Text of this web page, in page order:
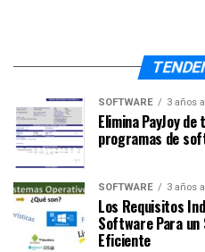
SOFTWARE 3 años
Elimina PayJoy
programas de
SOFTWARE 3 años
Los Requisitos
Software Para
Eficiente